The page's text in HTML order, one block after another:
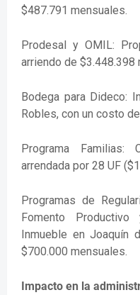
$487.791 mensuales.
Prodesal y OMIL:
arriendo de $3.448.398
Bodega para Dideco:
Robles, con un costo
Programa
arrendada por 28 UF
Programas de
Fomento
Inmueble en Joaquín
$700.000 mensuales.
Impacto en la